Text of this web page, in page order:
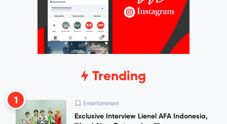
Trending
1 Entertainment
Exclusive Interview Lienel AFA Indonesia,